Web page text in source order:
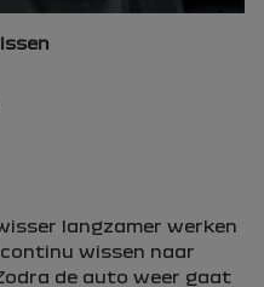
langzamer werken
wissen naar
de auto weer gaat